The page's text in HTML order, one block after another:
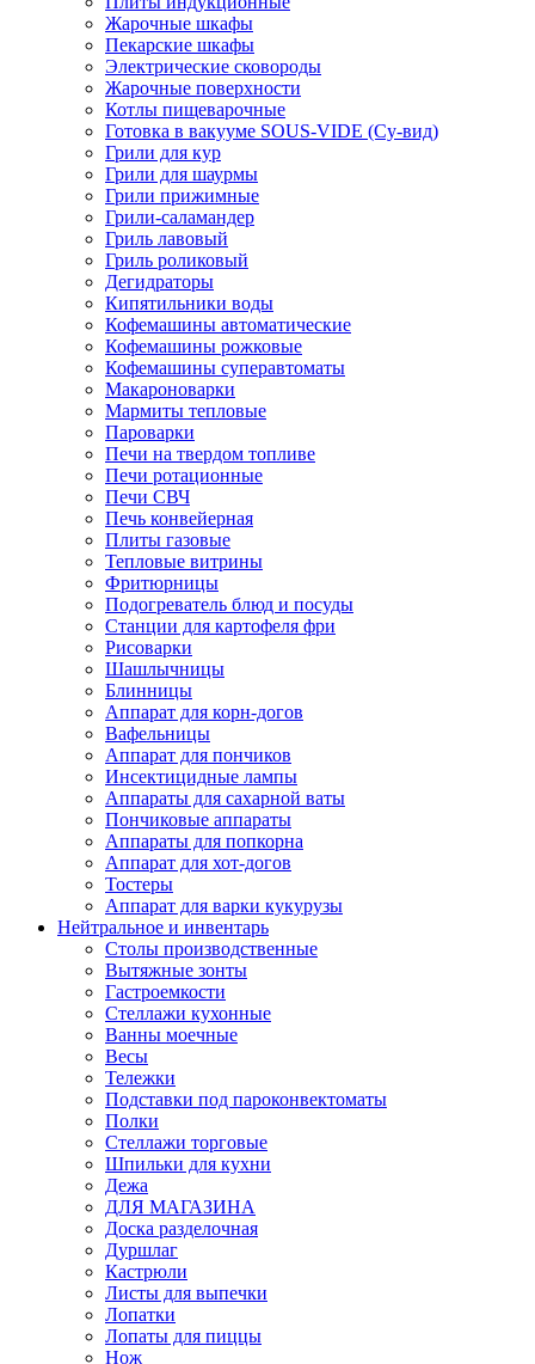
Жарочные шкафы
Пекарские шкафы
Электрические сковороды
Жарочные поверхности
Котлы пищеварочные
Готовка в вакууме SOUS-VIDE (Су-вид)
Грили для кур
Грили для шаурмы
Грили прижимные
Грили-саламандер
Гриль лавовый
Гриль роликовый
Дегидраторы
Кипятильники воды
Кофемашины автоматические
Кофемашины рожковые
Кофемашины суперавтоматы
Макароноварки
Мармиты тепловые
Пароварки
Печи на твердом топливе
Печи ротационные
Печи СВЧ
Печь конвейерная
Плиты газовые
Тепловые витрины
Фритюрницы
Подогреватель блюд и посуды
Станции для картофеля фри
Рисоварки
Шашлычницы
Блинницы
Аппарат для корн-догов
Вафельницы
Аппарат для пончиков
Инсектицидные лампы
Аппараты для сахарной ваты
Пончиковые аппараты
Аппараты для попкорна
Аппарат для хот-догов
Тостеры
Аппарат для варки кукурузы
Нейтральное и инвентарь
Столы производственные
Вытяжные зонты
Гастроемкости
Стеллажи кухонные
Ванны моечные
Весы
Тележки
Подставки под пароконвектоматы
Полки
Стеллажи торговые
Шпильки для кухни
Дежа
ДЛЯ МАГАЗИНА
Доска разделочная
Дуршлаг
Кастрюли
Листы для выпечки
Лопатки
Лопаты для пиццы
Нож